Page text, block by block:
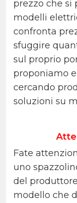
prezzo che si
modelli
confronta
sfuggire
sul proprio
proponiamo
cercando
soluzioni su
Fate
uno
del
modello che